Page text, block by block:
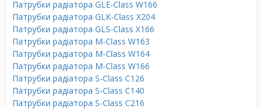
Патрубки радіатора GLE-Class W166
Патрубки радіатора GLK-Class X204
Патрубки радіатора GLS-Class X166
Патрубки радіатора M-Class W163
Патрубки радіатора M-Class W164
Патрубки радіатора M-Class W166
Патрубки радіатора S-Class C126
Патрубки радіатора S-Class C140
Патрубки радіатора S-Class C216